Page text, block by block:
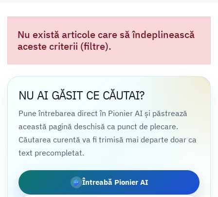
Nu există articole care să îndeplinească
aceste criterii (filtre).
NU AI GĂSIT CE CĂUTAI?
Pune întrebarea direct în Pionier AI și păstrează
această pagină deschisă ca punct de plecare.
Căutarea curentă va fi trimisă mai departe doar ca
text precompletat.
Întreabă Pionier AI